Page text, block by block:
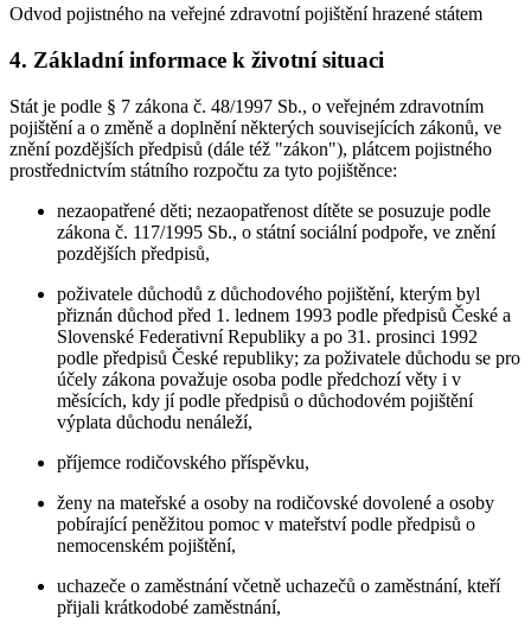
Odvod pojistného na veřejné zdravotní pojištění hrazené státem
4. Základní informace k životní situaci
Stát je podle § 7 zákona č. 48/1997 Sb., o veřejném zdravotním
pojištění a o změně a doplnění některých souvisejících zákonů, ve
znění pozdějších předpisů (dále též "zákon"), plátcem pojistného
prostřednictvím státního rozpočtu za tyto pojištěnce:
nezaopatřené děti; nezaopatřenost dítěte se posuzuje podle
zákona č. 117/1995 Sb., o státní sociální podpoře, ve znění
pozdějších předpisů,
poživatele důchodů z důchodového pojištění, kterým byl
přiznán důchod před 1. lednem 1993 podle předpisů České a
Slovenské Federativní Republiky a po 31. prosinci 1992
podle předpisů České republiky; za poživatele důchodu se pro
účely zákona považuje osoba podle předchozí věty i v
měsících, kdy jí podle předpisů o důchodovém pojištění
výplata důchodu nenáleží,
příjemce rodičovského příspěvku,
ženy na mateřské a osoby na rodičovské dovolené a osoby
pobírající peněžitou pomoc v mateřství podle předpisů o
nemocenském pojištění,
uchazeče o zaměstnání včetně uchazečů o zaměstnání, kteří
přijali krátkodobé zaměstnání,